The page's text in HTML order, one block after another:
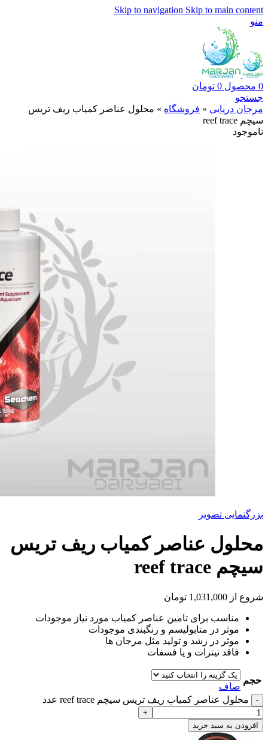
Skip to navigation Skip to main content
منو
0 محصول 0 تومان
جستجو
مرجان دریایی » فروشگاه » محلول عناصر کمیاب ریف تریس
سیچم reef trace
ناموجود
بزرگنمایی تصویر
محلول عناصر کمیاب ریف تریس
سیچم reef trace
شروع از 1,031,000 تومان
مناسب برای تامین عناصر کمیاب مورد نیاز موجودات
موثر در متابولیسم و رنگبندی موجودات
موثر در رشد و تولید مثل مرجان ها
فاقد نیترات و یا فسفات
حجم
صاف
محلول عناصر کمیاب ریف تریس سیچم reef trace عدد
افزودن به سبد خرید